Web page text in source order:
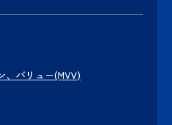
、バリュー(MVV)